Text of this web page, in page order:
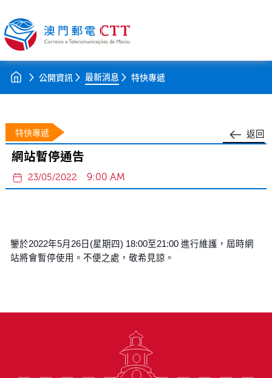
公開資訊 最新消息 特快專遞
返回
特快專遞
網站暫停通告
23/05/2022 9:00 AM
鑒於2022年5月26日(星期四) 18:00至21:00 進行維護，屆時網
站將會暫停使用。不便之處，敬希見諒。